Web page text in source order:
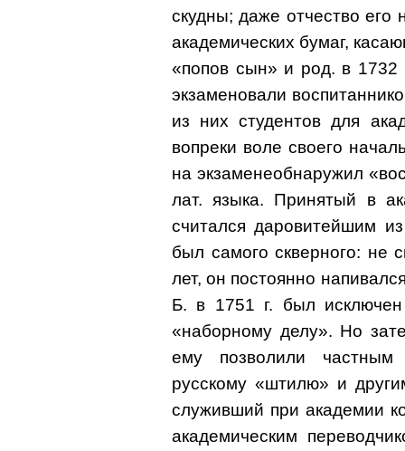
скудны; даже отчество его
академических бумаг,
«попов сын» и род. в 1732
экзаменовали
из них студентов для
вопреки воле своего
на экзаменеобнаружил
лат. языка. Принятый в
считался даровитейшим
был самого скверного: не
лет, он постоянно
Б. в 1751 г. был
«наборному делу». Но
ему позволили
русскому «штилю» и
служивший при академии
академическим